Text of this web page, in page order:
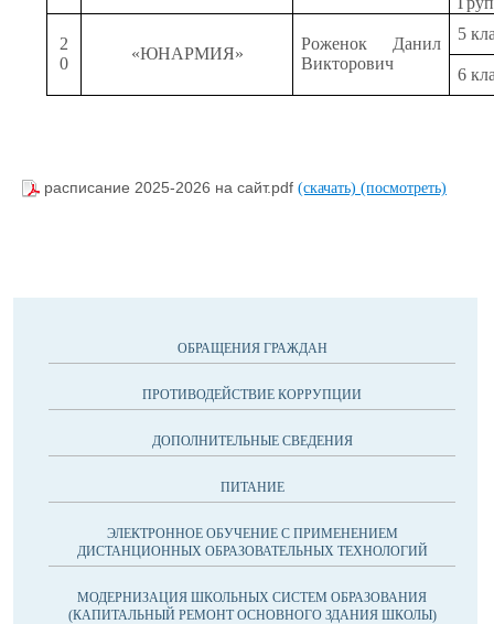
2
0
«ЮНАРМИЯ»
Роженок Данил
Викторович
5
6
расписание 2025-2026 на сайт.pdf (скачать) (посмотреть)
ОБРАЩЕНИЯ ГРАЖДАН
ПРОТИВОДЕЙСТВИЕ КОРРУПЦИИ
ДОПОЛНИТЕЛЬНЫЕ СВЕДЕНИЯ
ПИТАНИЕ
ЭЛЕКТРОННОЕ ОБУЧЕНИЕ С ПРИМЕНЕНИЕМ
ДИСТАНЦИОННЫХ ОБРАЗОВАТЕЛЬНЫХ ТЕХНОЛОГИЙ
МОДЕРНИЗАЦИЯ ШКОЛЬНЫХ СИСТЕМ ОБРАЗОВАНИЯ
(КАПИТАЛЬНЫЙ РЕМОНТ ОСНОВНОГО ЗДАНИЯ ШКОЛЫ)